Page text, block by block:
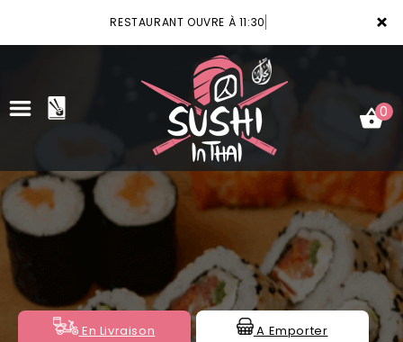
×
RESTAURANT OUVRE À 11:30
ACCUEIL
VOTRE COMPTE
NOTRE RESTAURANT
0
En Livraison A Emporter